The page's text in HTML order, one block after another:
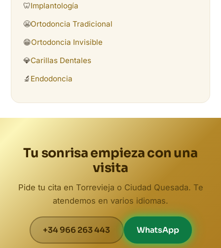
🦷Implantología
😬Ortodoncia Tradicional
😁Ortodoncia Invisible
💎Carillas Dentales
🔬 Endodoncia
Tu sonrisa empieza con una
visita
Pide tu cita en Torrevieja o Ciudad Quesada. Te
atendemos en varios idiomas.
+34 966 263 443 WhatsApp